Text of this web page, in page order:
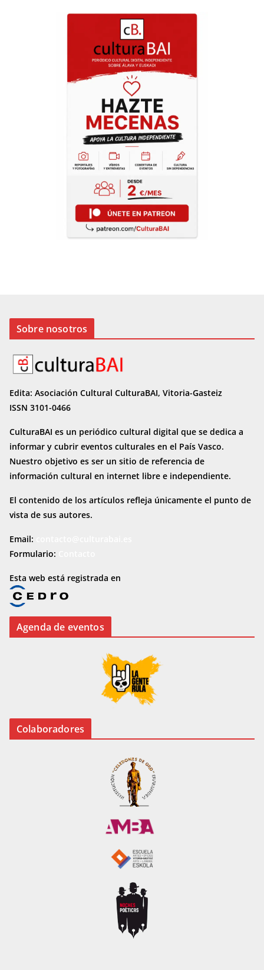
Sobre nosotros
Edita: Asociación Cultural CulturaBAI, Vitoria-Gasteiz
ISSN 3101-0466
CulturaBAI es un periódico cultural digital que se dedica a
informar y cubrir eventos culturales en el País Vasco.
Nuestro objetivo es ser un sitio de referencia de
información cultural en internet libre e independiente.
El contenido de los artículos refleja únicamente el punto de
vista de sus autores.
Email:
Formulario:
Esta web está registrada en
Agenda de eventos
Colaboradores